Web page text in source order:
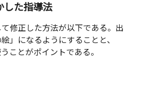
た指導法
修正した方法が以下である。出
」になるようにすることと、
ことがポイントである。